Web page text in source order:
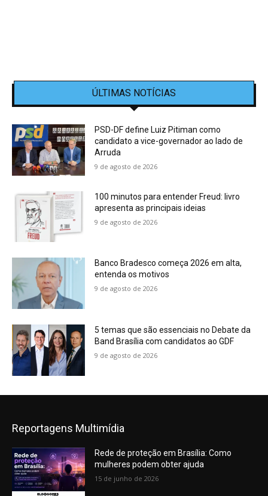
ÚLTIMAS NOTÍCIAS
PSD-DF define Luiz Pitiman como
candidato a vice-governador ao lado de
Arruda
9 de agosto de 2026
100 minutos para entender Freud: livro
apresenta as principais ideias
9 de agosto de 2026
Banco Bradesco começa 2026 em alta,
entenda os motivos
9 de agosto de 2026
5 temas que são essenciais no Debate da
Band Brasília com candidatos ao GDF
9 de agosto de 2026
Reportagens Multimídia
Rede de proteção em Brasília: Como
mulheres podem obter ajuda
15 de junho de 2026